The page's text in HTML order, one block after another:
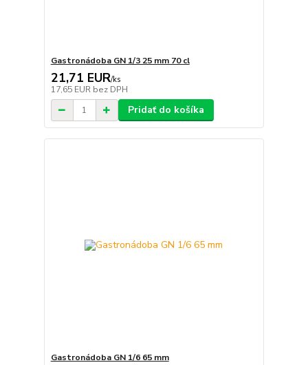
Gastronádoba GN 1/3 25 mm 70 cl
21,71 EUR/ks
17,65 EUR bez DPH
Pridať do košíka
Gastronádoba GN 1/6 65 mm